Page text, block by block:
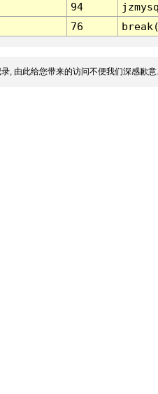
94
76
, 由此给您带来的访问不便我们深感歉意.